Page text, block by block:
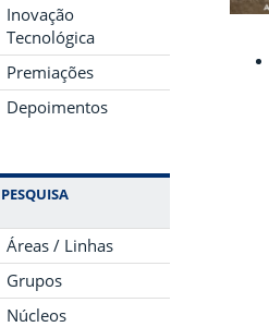
Inovação
Tecnológica
Premiações
Depoimentos
PESQUISA
Áreas / Linhas
Grupos
Núcleos